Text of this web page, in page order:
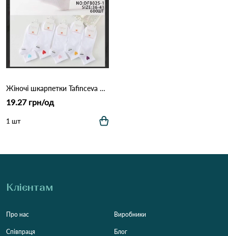
Жіночі шкарпетки Tafinceva DFB025-1B Різні кольори
19.27 грн/од
1 шт
Клієнтам
Про нас
Співпраця
Виробники
Блог